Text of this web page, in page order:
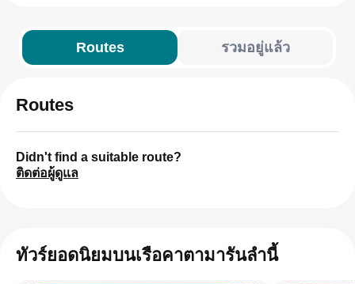
Routes รวมอยู่แล้ว
Routes
Didn't find a suitable route?
ติดต่อผู้ดูแล
ทัวร์ยอดนิยมบนเรือคาตามารันลำนี้